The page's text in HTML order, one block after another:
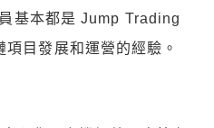
基本都是 Jump Trading
目發展和運營的經驗。